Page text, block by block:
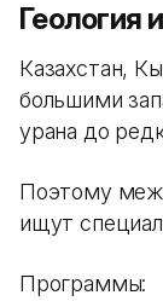
Геология
Казахстан,
большими
урана до
Поэтому
ищут
Программы: